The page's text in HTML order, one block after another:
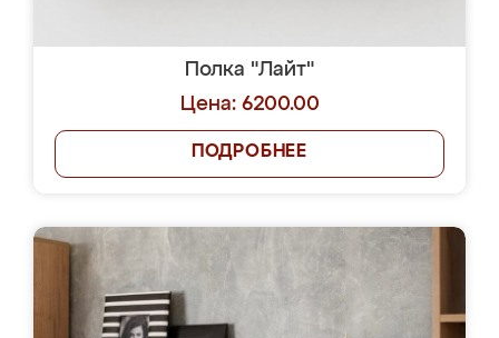
Полка "Лайт"
Цена: 6200.00
ПОДРОБНЕЕ